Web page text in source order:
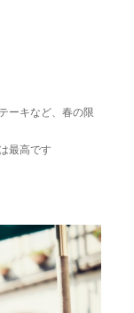
ーキなど、春の限
最高です